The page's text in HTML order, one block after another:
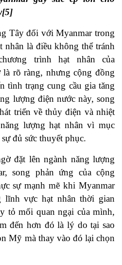
Tây đối với Myanmar trong
nhân là điều không thể tránh
trình hạt nhân của
rõ ràng, nhưng cộng đồng
tình trạng cung cầu gia tăng
lượng điện nước này, song
triển về thủy điện và nhiệt
lượng hạt nhân vì mục
đủ sức thuyết phục.
đặt lên ngành năng lượng
song phản ứng của cộng
sự mạnh mẽ khi Myanmar
lĩnh vực hạt nhân thời gian
tỏ mối quan ngại của mình,
đến hơn đó là lý do tại sao
Mỹ mà thay vào đó lại chọn